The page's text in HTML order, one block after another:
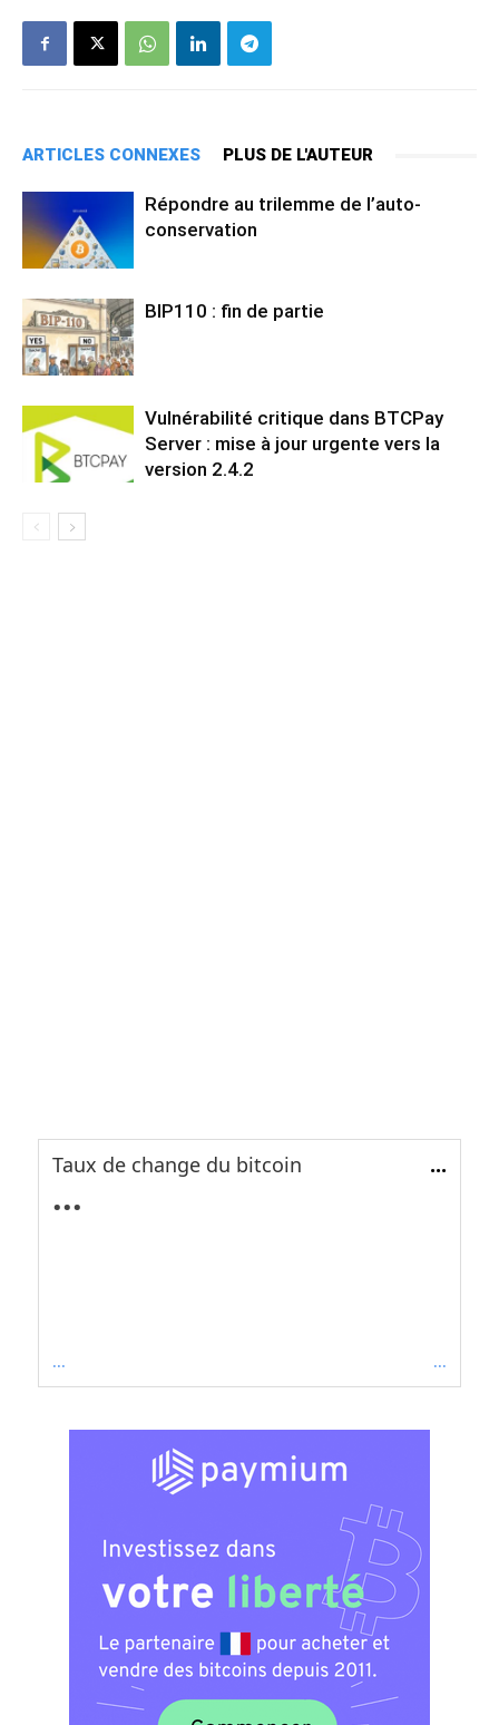
ARTICLES CONNEXES PLUS DE L'AUTEUR
Répondre au trilemme de l’auto-
conservation
BIP110 : fin de partie
Vulnérabilité critique dans BTCPay
Server : mise à jour urgente vers la
version 2.4.2
Taux de change du bitcoin ...
...
... ...